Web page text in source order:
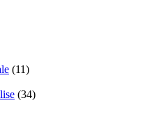
(11)
(34)